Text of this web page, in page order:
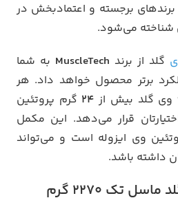
برجسته و اعتماد‌بخش در
می‌شود.
گلد از برند MuscleTech به شما
برتر محصول خواهد داد. هر
وی گلد بیش از 24 گرم پروتئین
قرار می‌دهد. این مکمل
وی ایزوله است و می‌تواند
داشته باشد.
تک 2270 گرم